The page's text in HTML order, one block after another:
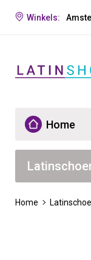
Winkels:
Home
Home